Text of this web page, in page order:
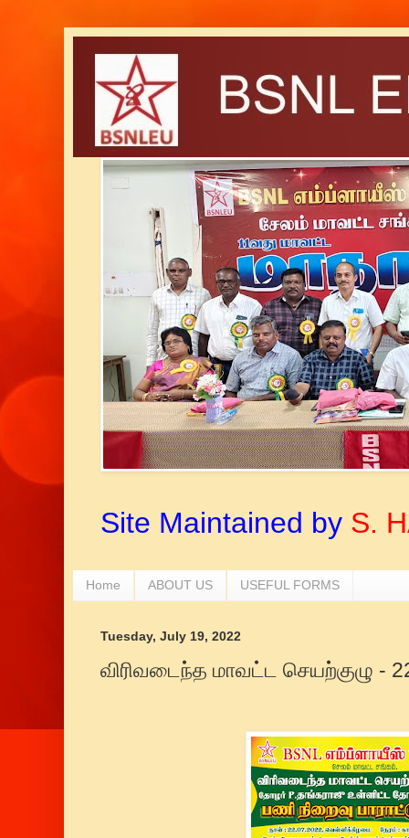
Site Maintained by S.
Home ABOUT US USEFUL FORMS
Tuesday, July 19, 2022
விரிவடைந்த மாவட்ட செயற்குழு -